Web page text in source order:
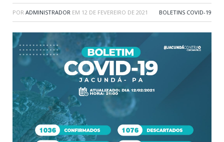
POR ADMINISTRADOR EM 12 DE FEVEREIRO DE 2021 BOLETINS COVID-19